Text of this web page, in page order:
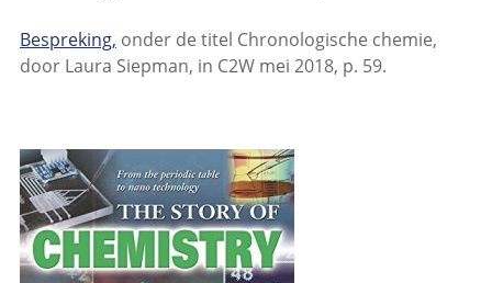
Bespreking, onder de titel Chronologische chemie,
door Laura Siepman, in C2W mei 2018, p. 59.